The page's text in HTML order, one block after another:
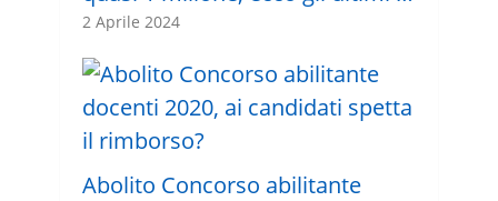
2 Aprile 2024
Abolito Concorso abilitante